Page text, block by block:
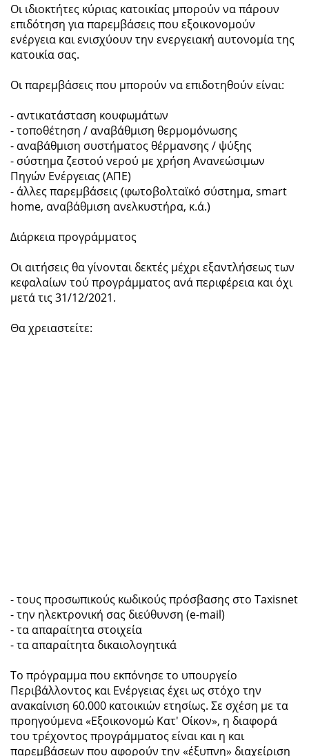
Οι ιδιοκτήτες κύριας κατοικίας μπορούν να πάρουν
επιδότηση για παρεμβάσεις που εξοικονομούν
ενέργεια και ενισχύουν την ενεργειακή αυτονομία της
κατοικία σας.
Οι παρεμβάσεις που μπορούν να επιδοτηθούν είναι:
- αντικατάσταση κουφωμάτων
- τοποθέτηση / αναβάθμιση θερμομόνωσης
- αναβάθμιση συστήματος θέρμανσης / ψύξης
- σύστημα ζεστού νερού με χρήση Ανανεώσιμων
Πηγών Ενέργειας (ΑΠΕ)
- άλλες παρεμβάσεις (φωτοβολταϊκό σύστημα, smart
home, αναβάθμιση ανελκυστήρα, κ.ά.)
Διάρκεια προγράμματος
Οι αιτήσεις θα γίνονται δεκτές μέχρι εξαντλήσεως των
κεφαλαίων τού προγράμματος ανά περιφέρεια και όχι
μετά τις 31/12/2021.
Θα χρειαστείτε:
- τους προσωπικούς κωδικούς πρόσβασης στο Taxisnet
- την ηλεκτρονική σας διεύθυνση (e-mail)
- τα απαραίτητα στοιχεία
- τα απαραίτητα δικαιολογητικά
Το πρόγραμμα που εκπόνησε το υπουργείο
Περιβάλλοντος και Ενέργειας έχει ως στόχο την
ανακαίνιση 60.000 κατοικιών ετησίως. Σε σχέση με τα
προηγούμενα «Εξοικονομώ Κατ' Οίκον», η διαφορά
του τρέχοντος προγράμματος είναι και η και
παρεμβάσεων που αφορούν την «έξυπνη» διαχείριση